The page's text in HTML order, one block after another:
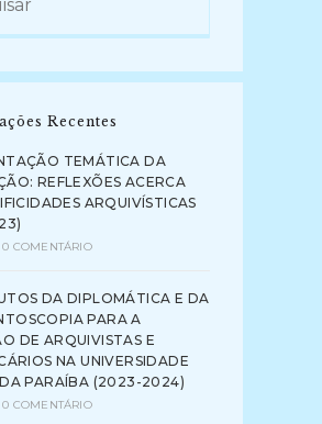
Recentes
TEMÁTICA DA
REFLEXÕES ACERCA
ARQUIVÍSTICAS
0 COMENTÁRIO
DA DIPLOMÁTICA E DA
PARA A
DE ARQUIVISTAS E
NA UNIVERSIDADE
PARAÍBA (2023-2024)
0 COMENTÁRIO